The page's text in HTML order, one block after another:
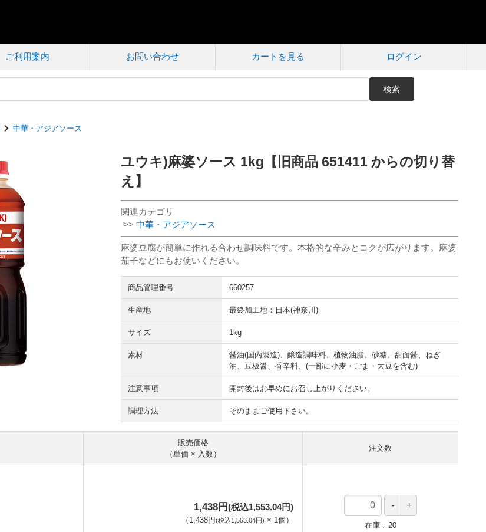
ご利用案内 お問い合わせ カートを見る ログイン
検索
中華・アジアソース
ユウキ)麻婆ソース 1kg【旧商品 651411 からの切り替
え】
関連カテゴリ
>> 中華・アジアソース
麻婆豆腐が簡単に作れる合わせ調味料です。本格的な辛みとコクが広がります。麻婆
茄子などにもお使いください。
商品管理番号 660257
生産地 最終加工地：日本(神奈川)
サイズ 1kg
素材
醤油(国内製造)、醸造調味料、植物油脂、砂糖、甜面醤、ねぎ
油、豆板醤、香辛料、(一部に小麦・ごま・大豆を含む)
注意事項 開封後はお早めにお召し上がりください。
調理方法 そのままご使用下さい。
販売価格
（単価 × 入数）
注文数
1,438円(税込1,553.04円)
（ 1,438円(税込1,553.04円) × 1個 ）
在庫 20